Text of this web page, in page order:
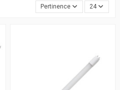
Pertinence 24